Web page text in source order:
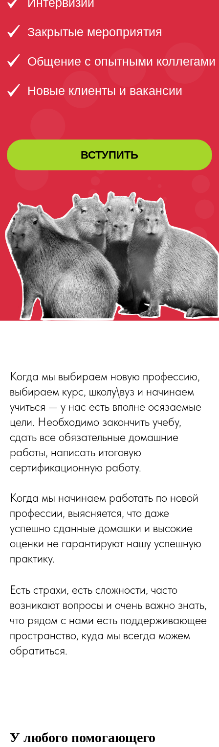
Когда мы выбираем новую профессию,
выбираем курс, школу\вуз и начинаем
учиться — у нас есть вполне осязаемые
цели. Необходимо закончить учебу,
сдать все обязательные домашние
работы, написать итоговую
сертификационную работу.
Когда мы начинаем работать по новой
профессии, выясняется, что даже
успешно сданные домашки и высокие
оценки не гарантируют нашу успешную
практику.
Есть страхи, есть сложности, часто
возникают вопросы и очень важно знать,
что рядом с нами есть поддерживающее
пространство, куда мы всегда можем
обратиться.
У любого помогающего